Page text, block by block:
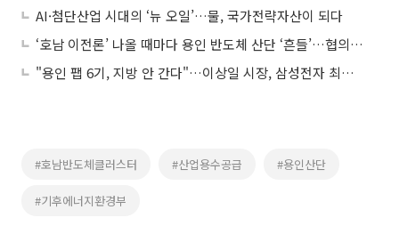
AI·첨단산업 시대의 ‘뉴 오일’…물, 국가전략자산이 되다
‘호남 이전론’ 나올 때마다 용인 반도체 산단 ‘흔들’…협의체 7개월째 공전
"용인 팹 6기, 지방 안 간다"…이상일 시장, 삼성전자 최고위층에 직접 받아냈다
#호남반도체클러스터 #산업용수공급 #용인산단
#기후에너지환경부